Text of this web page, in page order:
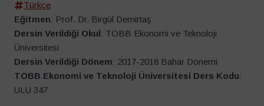
Türkçe
Eğitmen: Prof. Dr. Birgül Demirtaş
Dersin Verildiği Okul: TOBB Ekonomi ve Teknoloji
Üniversitesi
Dersin Verildiği Dönem: 2017-2018 Bahar Dönemi
TOBB Ekonomi ve Teknoloji Üniversitesi Ders Kodu:
ULU 347